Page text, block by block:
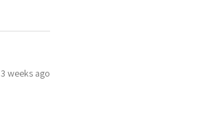
3 weeks ago